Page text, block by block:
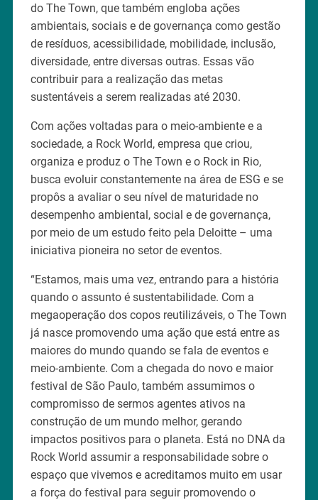
do The Town, que também engloba ações
ambientais, sociais e de governança como gestão
de resíduos, acessibilidade, mobilidade, inclusão,
diversidade, entre diversas outras. Essas vão
contribuir para a realização das metas
sustentáveis a serem realizadas até 2030.
Com ações voltadas para o meio-ambiente e a
sociedade, a Rock World, empresa que criou,
organiza e produz o The Town e o Rock in Rio,
busca evoluir constantemente na área de ESG e se
propôs a avaliar o seu nível de maturidade no
desempenho ambiental, social e de governança,
por meio de um estudo feito pela Deloitte – uma
iniciativa pioneira no setor de eventos.
“Estamos, mais uma vez, entrando para a história
quando o assunto é sustentabilidade. Com a
megaoperação dos copos reutilizáveis, o The Town
já nasce promovendo uma ação que está entre as
maiores do mundo quando se fala de eventos e
meio-ambiente. Com a chegada do novo e maior
festival de São Paulo, também assumimos o
compromisso de sermos agentes ativos na
construção de um mundo melhor, gerando
impactos positivos para o planeta. Está no DNA da
Rock World assumir a responsabilidade sobre o
espaço que vivemos e acreditamos muito em usar
a força do festival para seguir promovendo o